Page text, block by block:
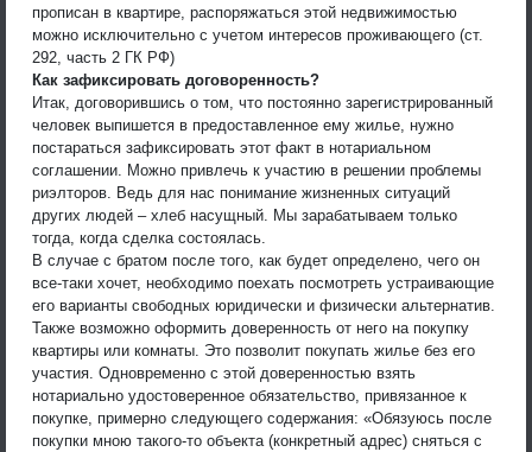
прописан в квартире, распоряжаться этой недвижимостью
можно исключительно с учетом интересов проживающего (ст.
292, часть 2 ГК РФ)
Как зафиксировать договоренность?
Итак, договорившись о том, что постоянно зарегистрированный
человек выпишется в предоставленное ему жилье, нужно
постараться зафиксировать этот факт в нотариальном
соглашении. Можно привлечь к участию в решении проблемы
риэлторов. Ведь для нас понимание жизненных ситуаций
других людей – хлеб насущный. Мы зарабатываем только
тогда, когда сделка состоялась.
В случае с братом после того, как будет определено, чего он
все-таки хочет, необходимо поехать посмотреть устраивающие
его варианты свободных юридически и физически альтернатив.
Также возможно оформить доверенность от него на покупку
квартиры или комнаты. Это позволит покупать жилье без его
участия. Одновременно с этой доверенностью взять
нотариально удостоверенное обязательство, привязанное к
покупке, примерно следующего содержания: «Обязуюсь после
покупки мною такого-то объекта (конкретный адрес) сняться с